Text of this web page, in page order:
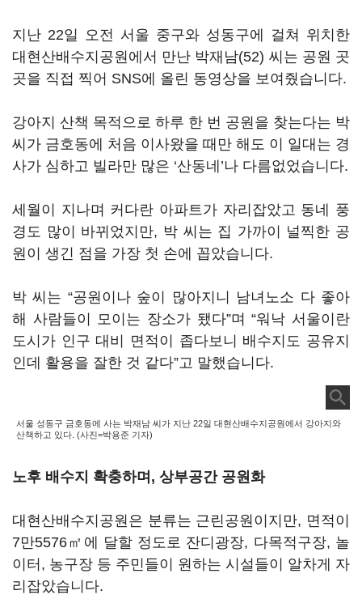
지난 22일 오전 서울 중구와 성동구에 걸쳐 위치한
대현산배수지공원에서 만난 박재남(52) 씨는 공원 곳
곳을 직접 찍어 SNS에 올린 동영상을 보여줬습니다.
강아지 산책 목적으로 하루 한 번 공원을 찾는다는 박
씨가 금호동에 처음 이사왔을 때만 해도 이 일대는 경
사가 심하고 빌라만 많은 ‘산동네’나 다름없었습니다.
세월이 지나며 커다란 아파트가 자리잡았고 동네 풍
경도 많이 바뀌었지만, 박 씨는 집 가까이 널찍한 공
원이 생긴 점을 가장 첫 손에 꼽았습니다.
박 씨는 “공원이나 숲이 많아지니 남녀노소 다 좋아
해 사람들이 모이는 장소가 됐다”며 “워낙 서울이란
도시가 인구 대비 면적이 좁다보니 배수지도 공유지
인데 활용을 잘한 것 같다”고 말했습니다.
서울 성동구 금호동에 사는 박재남 씨가 지난 22일 대현산배수지공원에서 강아지와
산책하고 있다. (사진=박용준 기자)
노후 배수지 확충하며, 상부공간 공원화
대현산배수지공원은 분류는 근린공원이지만, 면적이
7만5576㎡에 달할 정도로 잔디광장, 다목적구장, 놀
이터, 농구장 등 주민들이 원하는 시설들이 알차게 자
리잡았습니다.